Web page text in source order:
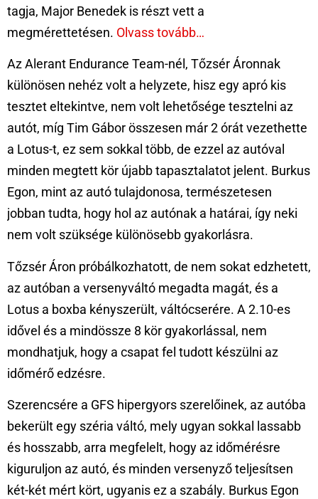
tagja, Major Benedek is részt vett a
megmérettetésen. Olvass tovább…
Az Alerant Endurance Team-nél, Tőzsér Áronnak
különösen nehéz volt a helyzete, hisz egy apró kis
tesztet eltekintve, nem volt lehetősége tesztelni az
autót, míg Tim Gábor összesen már 2 órát vezethette
a Lotus-t, ez sem sokkal több, de ezzel az autóval
minden megtett kör újabb tapasztalatot jelent. Burkus
Egon, mint az autó tulajdonosa, természetesen
jobban tudta, hogy hol az autónak a határai, így neki
nem volt szüksége különösebb gyakorlásra.
Tőzsér Áron próbálkozhatott, de nem sokat edzhetett,
az autóban a versenyváltó megadta magát, és a
Lotus a boxba kényszerült, váltócserére. A 2.10-es
idővel és a mindössze 8 kör gyakorlással, nem
mondhatjuk, hogy a csapat fel tudott készülni az
időmérő edzésre.
Szerencsére a GFS hipergyors szerelőinek, az autóba
bekerült egy széria váltó, mely ugyan sokkal lassabb
és hosszabb, arra megfelelt, hogy az időmérésre
kiguruljon az autó, és minden versenyző teljesítsen
két-két mért kört, ugyanis ez a szabály. Burkus Egon